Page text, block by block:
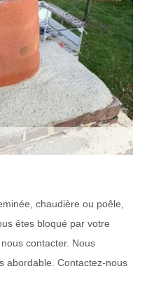
chaudière ou poêle,
êtes bloqué par votre
contacter. Nous
abordable. Contactez-nous